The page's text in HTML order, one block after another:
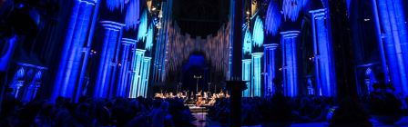
Your visit